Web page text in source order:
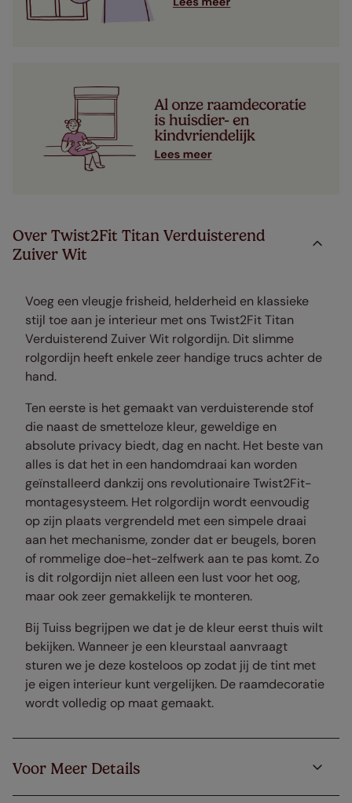
Over Twist2Fit Titan Verduisterend
Zuiver Wit
Voeg een vleugje frisheid, helderheid en klassieke
stijl toe aan je interieur met ons Twist2Fit Titan
Verduisterend Zuiver Wit rolgordijn. Dit slimme
rolgordijn heeft enkele zeer handige trucs achter de
hand.
Ten eerste is het gemaakt van verduisterende stof
die naast de smetteloze kleur, geweldige en
absolute privacy biedt, dag en nacht. Het beste van
alles is dat het in een handomdraai kan worden
geïnstalleerd dankzij ons revolutionaire Twist2Fit-
montagesysteem. Het rolgordijn wordt eenvoudig
op zijn plaats vergrendeld met een simpele draai
aan het mechanisme, zonder dat er beugels, boren
of rommelige doe-het-zelfwerk aan te pas komt. Zo
is dit rolgordijn niet alleen een lust voor het oog,
maar ook zeer gemakkelijk te monteren.
Bij Tuiss begrijpen we dat je de kleur eerst thuis wilt
bekijken. Wanneer je een kleurstaal aanvraagt
sturen we je deze kosteloos op zodat jij de tint met
je eigen interieur kunt vergelijken. De raamdecoratie
wordt volledig op maat gemaakt.
Voor Meer Details